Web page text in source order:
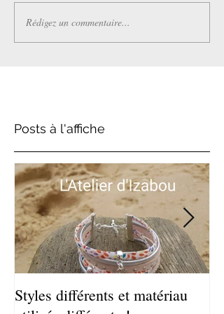
Rédigez un commentaire...
Posts à l'affiche
Styles différents et matériau